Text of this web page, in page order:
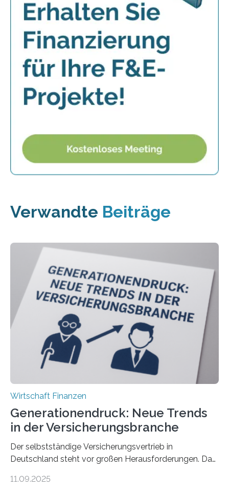
Verwandte Beiträge
Wirtschaft Finanzen
Generationendruck: Neue Trends
in der Versicherungsbranche
Der selbstständige Versicherungsvertrieb in
Deutschland steht vor großen Herausforderungen. Das
Dr. Matthias Beenken und Prof. Dr. Lukas Linnenbrink
11.09.2025